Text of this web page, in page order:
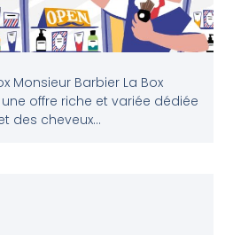
Monsieur Barbier La Box
offre riche et variée dédiée
des cheveux...